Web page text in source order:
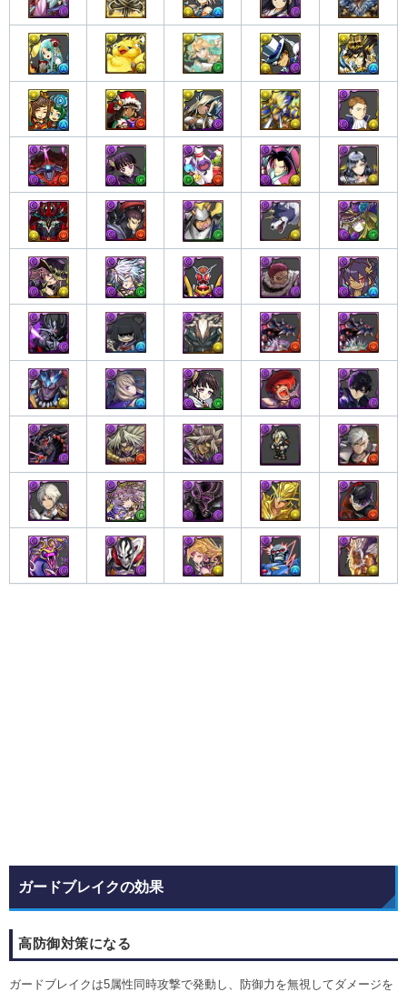
ガードブレイクの効果
高防御対策になる
ガードブレイクは5属性同時攻撃で発動し、防御力を無視してダメージを